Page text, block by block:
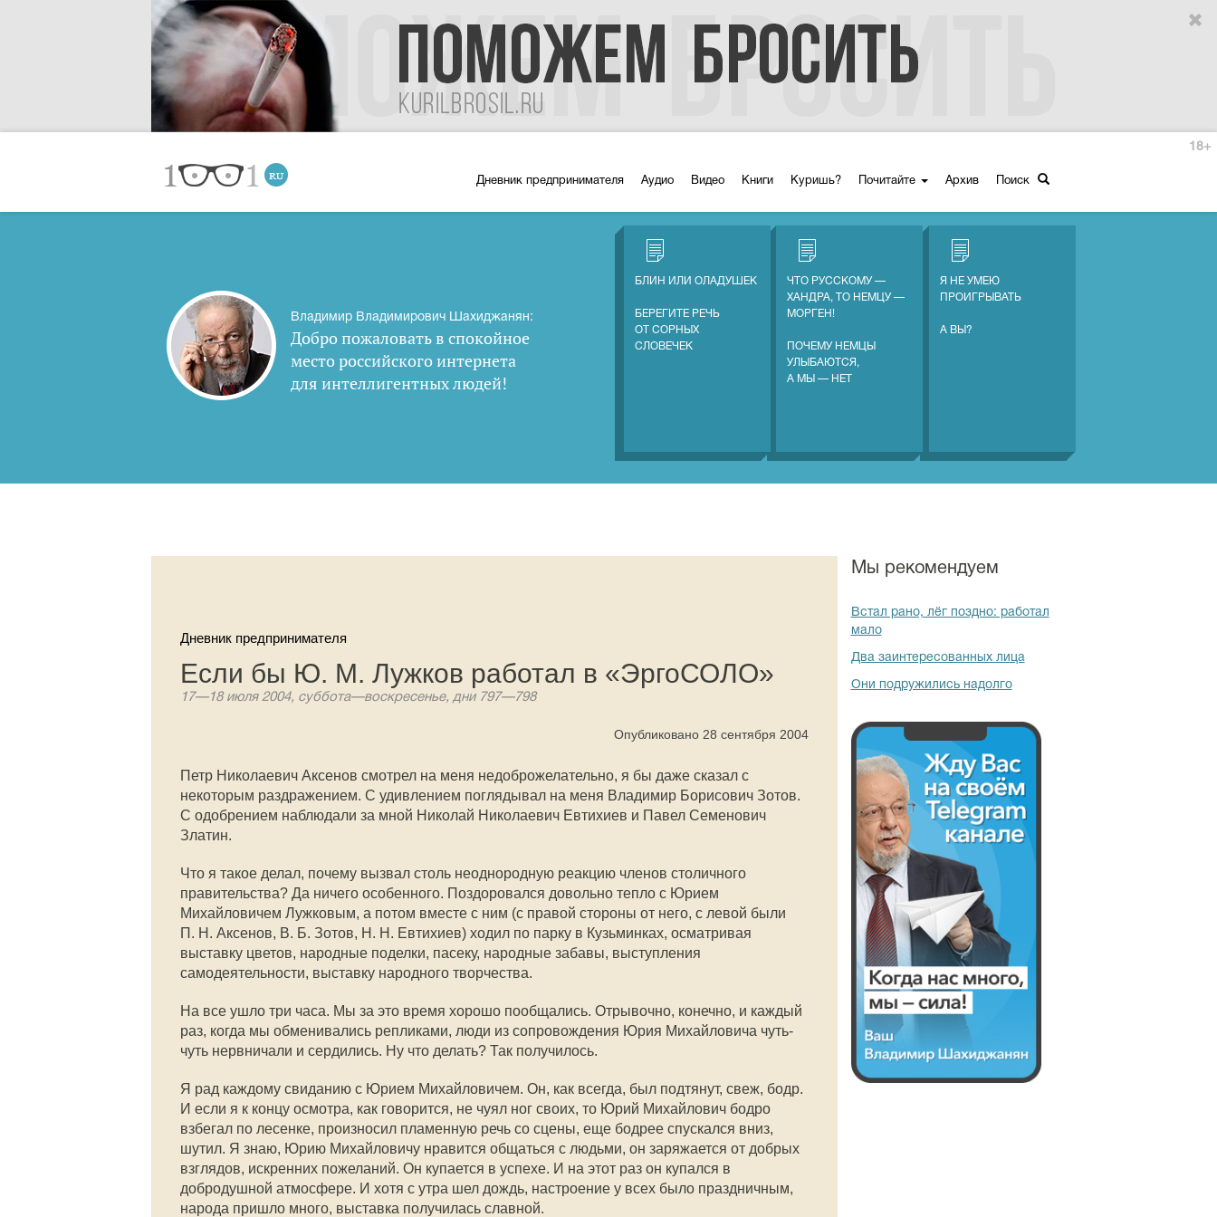
Дневник предпринимателя Аудио Видео Книги Куришь? Почитайте Архив Поиск
18+
Владимир Владимирович Шахиджанян:
Добро пожаловать в спокойное
место российского интернета
для интеллигентных людей!
БЛИН ИЛИ ОЛАДУШЕК
БЕРЕГИТЕ РЕЧЬ
ОТ СОРНЫХ
СЛОВЕЧЕК
ЧТО РУССКОМУ —
ХАНДРА, ТО НЕМЦУ —
МОРГЕН!
ПОЧЕМУ НЕМЦЫ
УЛЫБАЮТСЯ,
А МЫ — НЕТ
Я НЕ УМЕЮ
ПРОИГРЫВАТЬ
А ВЫ?
Дневник предпринимателя
Если бы Ю. М. Лужков работал в «ЭргоСОЛО»
17—18 июля 2004, суббота—воскресенье, дни 797—798
Опубликовано 28 сентября 2004
Петр Николаевич Аксенов смотрел на меня недоброжелательно, я бы даже сказал с
некоторым раздражением. С удивлением поглядывал на меня Владимир Борисович Зотов.
С одобрением наблюдали за мной Николай Николаевич Евтихиев и Павел Семенович
Златин.
Что я такое делал, почему вызвал столь неоднородную реакцию членов столичного
правительства? Да ничего особенного. Поздоровался довольно тепло с Юрием
Михайловичем Лужковым, а потом вместе с ним (с правой стороны от него, с левой были
П. Н. Аксенов, В. Б. Зотов, Н. Н. Евтихиев) ходил по парку в Кузьминках, осматривая
выставку цветов, народные поделки, пасеку, народные забавы, выступления
самодеятельности, выставку народного творчества.
На все ушло три часа. Мы за это время хорошо пообщались. Отрывочно, конечно, и каждый
раз, когда мы обменивались репликами, люди из сопровождения Юрия Михайловича чуть-
чуть нервничали и сердились. Ну что делать? Так получилось.
Я рад каждому свиданию с Юрием Михайловичем. Он, как всегда, был подтянут, свеж, бодр.
И если я к концу осмотра, как говорится, не чуял ног своих, то Юрий Михайлович бодро
взбегал по лесенке, произносил пламенную речь со сцены, еще бодрее спускался вниз,
шутил. Я знаю, Юрию Михайловичу нравится общаться с людьми, он заряжается от добрых
взглядов, искренних пожеланий. Он купается в успехе. И на этот раз он купался в
добродушной атмосфере. И хотя с утра шел дождь, настроение у всех было праздничным,
народа пришло много, выставка получилась славной.
Мы рекомендуем
Встал рано, лёг поздно: работал
мало
Два заинтересованных лица
Они подружились надолго